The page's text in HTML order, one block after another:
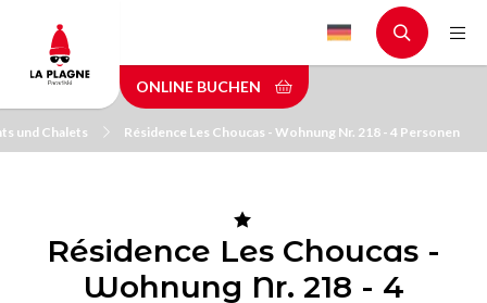
main
content
ONLINE BUCHEN
und Chalets Résidence Les Choucas - Wohnung Nr. 218 - 4 Personen
Résidence Les Choucas -
Wohnung Nr. 218 - 4